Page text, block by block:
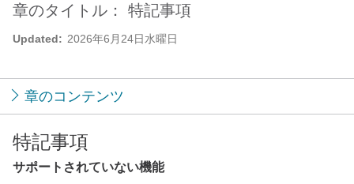
Updated: 2026年6月24日水曜日
章のタイトル： 特記事項
章のコンテンツ
特記事項
サポートされていない機能